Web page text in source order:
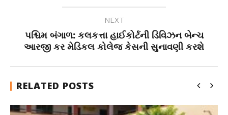
NEXT
પશ્ચિમ બંગાળ: કલકત્તા હાઈકોર્ટની ડિવિઝન બેન્ચ
આરજી કર મેડિકલ કોલેજ કેસની સુનાવણી કરશે
RELATED POSTS